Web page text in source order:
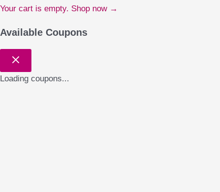
Your cart is empty. Shop now →
Available Coupons
Loading coupons...